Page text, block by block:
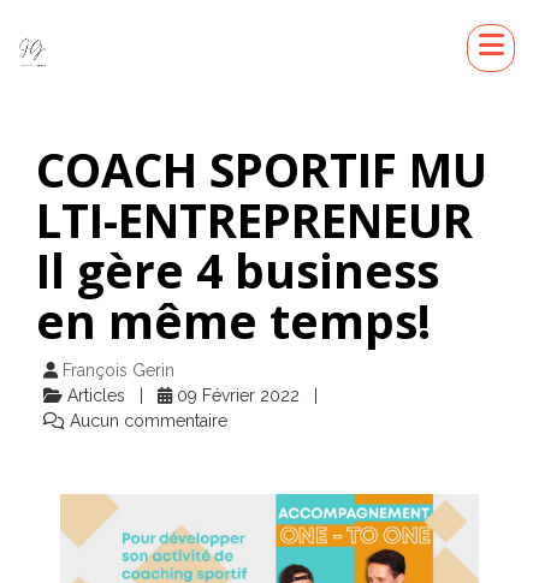
COACH SPORTIF MU
LTI-ENTREPRENEUR
Il gère 4 business
en même temps!
François Gerin
Articles
09 Février 2022
Aucun commentaire